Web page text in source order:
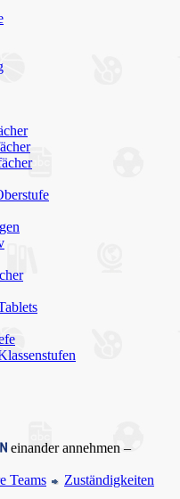
einander annehmen –
Teams Zuständigkeiten